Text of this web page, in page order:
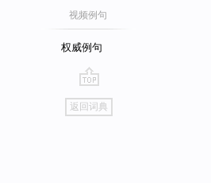
视频例句
权威例句
go
top
返回词典